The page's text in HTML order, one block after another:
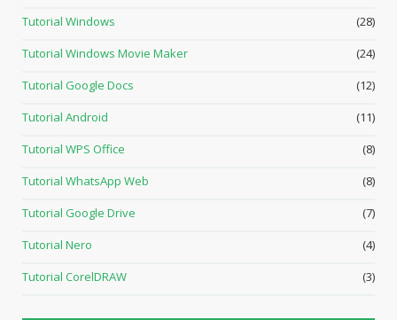
Tutorial Windows
(28)
Tutorial Windows Movie Maker
(24)
Tutorial Google Docs
(12)
Tutorial Android
(11)
Tutorial WPS Office
(8)
Tutorial WhatsApp Web
(8)
Tutorial Google Drive
(7)
Tutorial Nero
(4)
Tutorial CorelDRAW
(3)